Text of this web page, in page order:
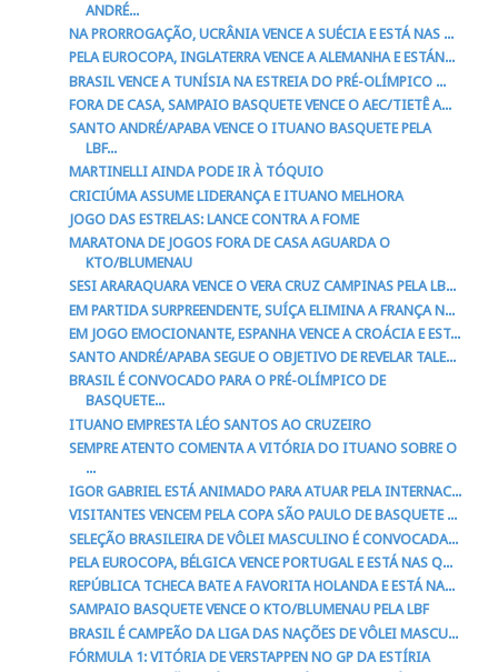
ANDRÉ...
NA PRORROGAÇÃO, UCRÂNIA VENCE A SUÉCIA E ESTÁ NAS ...
PELA EUROCOPA, INGLATERRA VENCE A ALEMANHA E ESTÁN...
BRASIL VENCE A TUNÍSIA NA ESTREIA DO PRÉ-OLÍMPICO ...
FORA DE CASA, SAMPAIO BASQUETE VENCE O AEC/TIETÊ A...
SANTO ANDRÉ/APABA VENCE O ITUANO BASQUETE PELA
LBF...
MARTINELLI AINDA PODE IR À TÓQUIO
CRICIÚMA ASSUME LIDERANÇA E ITUANO MELHORA
JOGO DAS ESTRELAS: LANCE CONTRA A FOME
MARATONA DE JOGOS FORA DE CASA AGUARDA O
KTO/BLUMENAU
SESI ARARAQUARA VENCE O VERA CRUZ CAMPINAS PELA LB...
EM PARTIDA SURPREENDENTE, SUÍÇA ELIMINA A FRANÇA N...
EM JOGO EMOCIONANTE, ESPANHA VENCE A CROÁCIA E EST...
SANTO ANDRÉ/APABA SEGUE O OBJETIVO DE REVELAR TALE...
BRASIL É CONVOCADO PARA O PRÉ-OLÍMPICO DE
BASQUETE...
ITUANO EMPRESTA LÉO SANTOS AO CRUZEIRO
SEMPRE ATENTO COMENTA A VITÓRIA DO ITUANO SOBRE O
...
IGOR GABRIEL ESTÁ ANIMADO PARA ATUAR PELA INTERNAC...
VISITANTES VENCEM PELA COPA SÃO PAULO DE BASQUETE ...
SELEÇÃO BRASILEIRA DE VÔLEI MASCULINO É CONVOCADA...
PELA EUROCOPA, BÉLGICA VENCE PORTUGAL E ESTÁ NAS Q...
REPÚBLICA TCHECA BATE A FAVORITA HOLANDA E ESTÁ NA...
SAMPAIO BASQUETE VENCE O KTO/BLUMENAU PELA LBF
BRASIL É CAMPEÃO DA LIGA DAS NAÇÕES DE VÔLEI MASCU...
FÓRMULA 1: VITÓRIA DE VERSTAPPEN NO GP DA ESTÍRIA